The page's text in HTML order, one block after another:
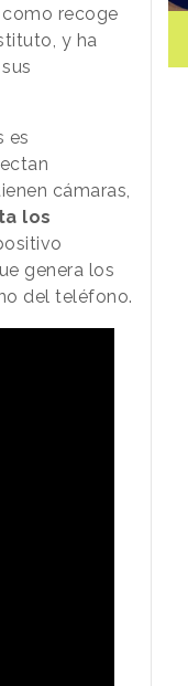
recoge
y ha
es
cámaras,
los
genera los
del teléfono.